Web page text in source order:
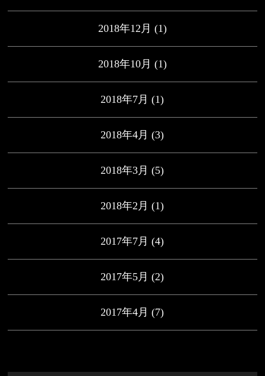
2018年12月 (1)
2018年10月 (1)
2018年7月 (1)
2018年4月 (3)
2018年3月 (5)
2018年2月 (1)
2017年7月 (4)
2017年5月 (2)
2017年4月 (7)